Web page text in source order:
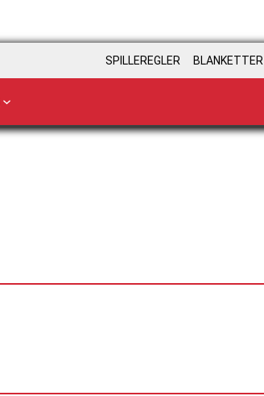
SPILLEREGLER BLANKETTER